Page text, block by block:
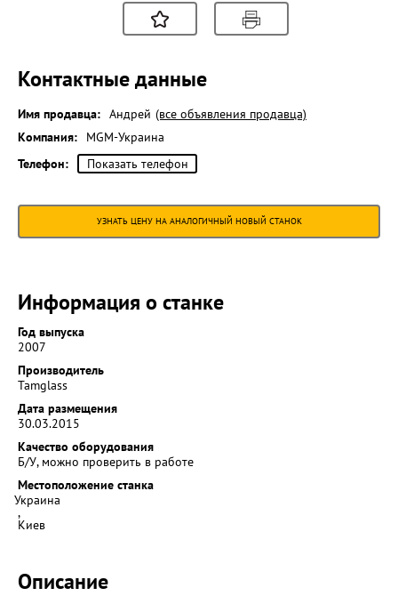
Контактные данные
Имя продавца: Андрей (все объявления продавца)
Компания:
MGM-Украина
Телефон:
Показать телефон
УЗНАТЬ ЦЕНУ НА АНАЛОГИЧНЫЙ НОВЫЙ СТАНОК
Информация о станке
Год выпуска
2007
Производитель
Tamglass
Дата размещения
30.03.2015
Качество оборудования
Б/У, можно проверить в работе
Местоположение станка
Украина
,
Киев
Описание